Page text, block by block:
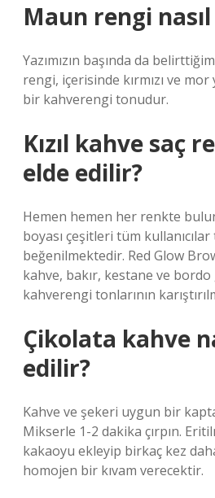
Maun rengi
Yazımızın başında da
rengi, içerisinde kırmızı ve
bir kahverengi tonudur.
Kızıl kahve saç
elde edilir?
Hemen hemen her renkte
boyası çeşitleri tüm
beğenilmektedir. Red Glow
kahve, bakır, kestane ve bordo
kahverengi tonlarının
Çikolata kahve
edilir?
Kahve ve şekeri uygun bir
Mikserle 1-2 dakika çırpın.
kakaoyu ekleyip birkaç kez
homojen bir kıvam verecektir.